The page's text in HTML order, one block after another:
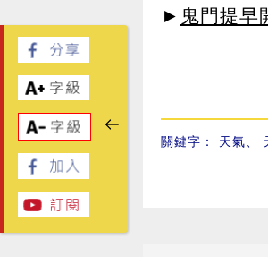
► 鬼門提早
關鍵字： 天氣